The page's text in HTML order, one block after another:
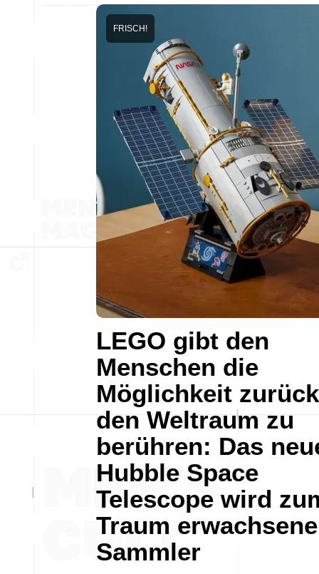
LEGO gibt den
Menschen die
Möglichkeit
den Weltraum zu
berühren: Das
Hubble Space
Telescope wird
Traum
Sammler
FRISCH!